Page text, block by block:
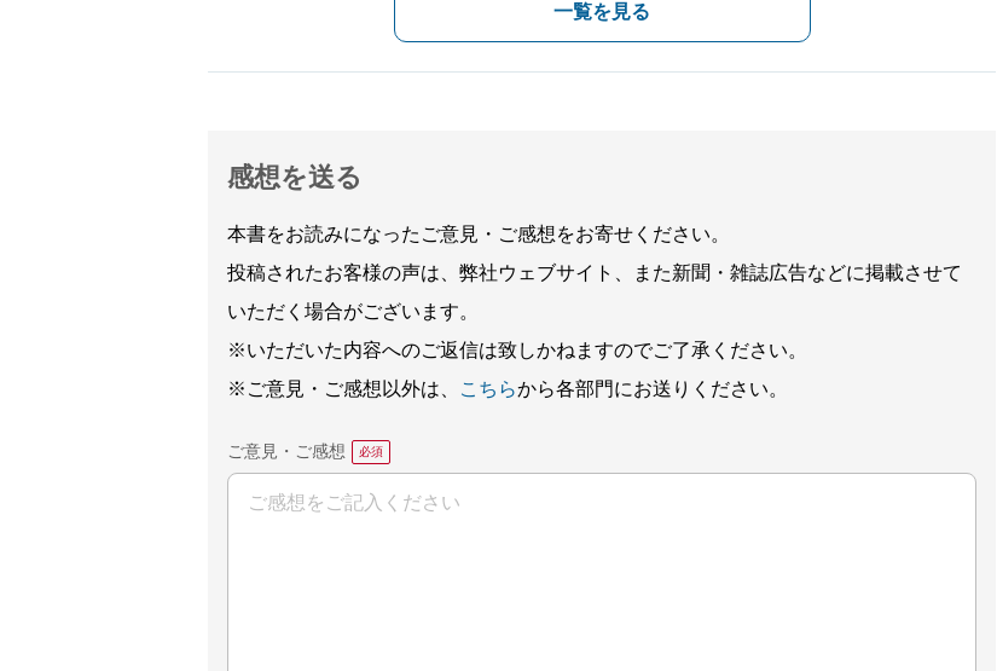
一覧を見る
感想を送る
本書をお読みになったご意見・ご感想をお寄せください。
投稿されたお客様の声は、弊社ウェブサイト、また新聞・雑誌広告などに掲載させて
いただく場合がございます。
※いただいた内容へのご返信は致しかねますのでご了承ください。
※ご意見・ご感想以外は、
こちらから各部門にお送りください。
ご意見・ご感想